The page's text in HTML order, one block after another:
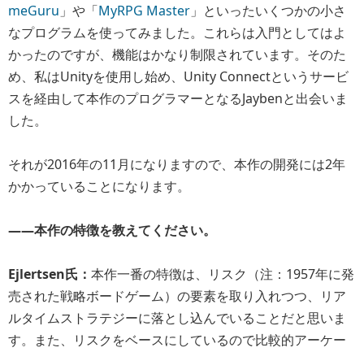
meGuru 」や「MyRPG Master 」といったいくつかの小さ
なプログラムを使ってみました。これらは入門としてはよ
かったのですが、機能はかなり制限されています。そのた
め、私はUnityを使用し始め、Unity Connectというサービ
スを経由して本作のプログラマーとなるJaybenと出会いま
した。
それが2016年の11月になりますので、本作の開発には2年
かかっていることになります。
――本作の特徴を教えてください。
Ejlertsen氏： 本作一番の特徴は、リスク（注：1957年に発
売された戦略ボードゲーム）の要素を取り入れつつ、リア
ルタイムストラテジーに落とし込んでいることだと思いま
す。また、リスクをベースにしているので比較的アーケー